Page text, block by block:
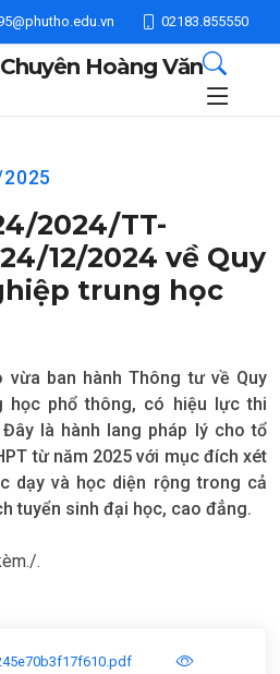
02183.855550
Hoàng Văn
2024/TT-
12/2024 về Quy
trung học
vừa ban hành Thông tư về Quy
học phổ thông, có hiệu lực thi
là hành lang pháp lý cho tổ
từ năm 2025 với mục đích xét
dạy và học diện rộng trong cả
tuyển sinh đại học, cao đẳng.
.